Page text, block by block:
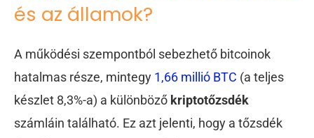
és az államok?
A működési szempontból sebezhető bitcoinok
hatalmas része, mintegy 1,66 millió BTC (a teljes
készlet 8,3%-a) a különböző kriptotőzsdék
számláin található. Ez azt jelenti, hogy a tőzsdék